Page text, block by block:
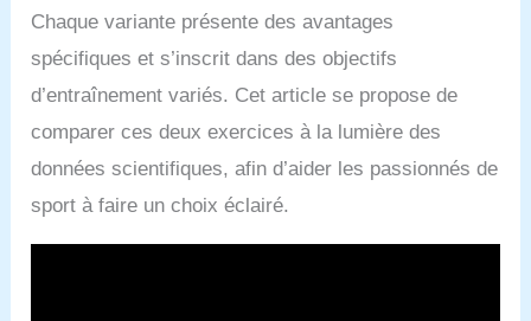
Chaque variante présente des avantages
spécifiques et s’inscrit dans des objectifs
d’entraînement variés. Cet article se propose de
comparer ces deux exercices à la lumière des
données scientifiques, afin d’aider les passionnés de
sport à faire un choix éclairé.